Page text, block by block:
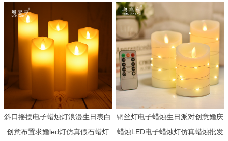
斜口摇摆电子蜡烛灯浪漫生日表白
创意布置求婚led灯仿真假石蜡灯
铜丝灯电子蜡烛生日派对创意婚庆
蜡烛LED电子蜡烛灯仿真蜡烛批发